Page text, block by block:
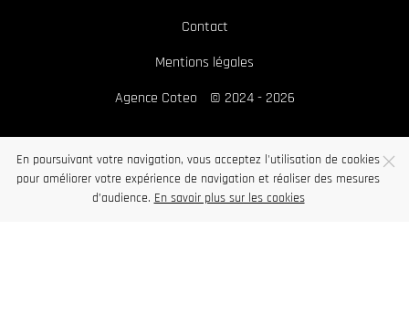
Contact
Mentions légales
Agence Coteo © 2024 - 2026
En poursuivant votre navigation, vous acceptez l'utilisation de cookies
pour améliorer votre expérience de navigation et réaliser des mesures
d’audience. En savoir plus sur les cookies